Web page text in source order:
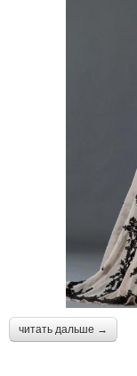
читать дальше →